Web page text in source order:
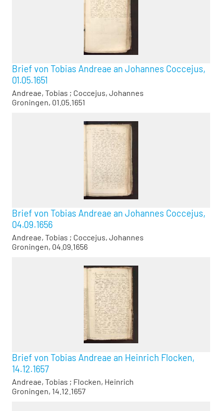
Brief von Tobias Andreae an Johannes Coccejus,
01.05.1651
Andreae, Tobias ; Coccejus, Johannes
Groningen, 01.05.1651
Brief von Tobias Andreae an Johannes Coccejus,
04.09.1656
Andreae, Tobias ; Coccejus, Johannes
Groningen, 04.09.1656
Brief von Tobias Andreae an Heinrich Flocken,
14.12.1657
Andreae, Tobias ; Flocken, Heinrich
Groningen, 14.12.1657